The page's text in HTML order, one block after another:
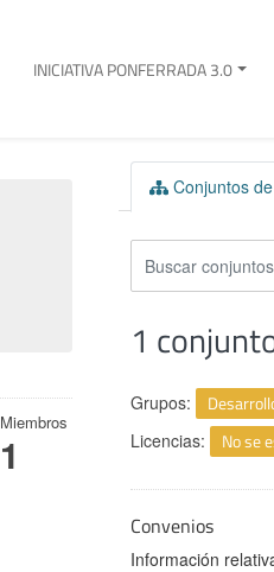
INICIATIVA PONFERRADA 3.0
Miembros
1
Conjuntos
1
Grupos:
Licencias: No se
Convenios
Información